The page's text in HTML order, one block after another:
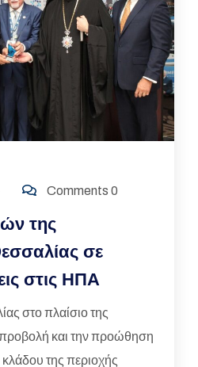
Comments 0
της
σε
στις ΗΠΑ
στο πλαίσιο της
προβολή και την προώθηση
της περιοχής